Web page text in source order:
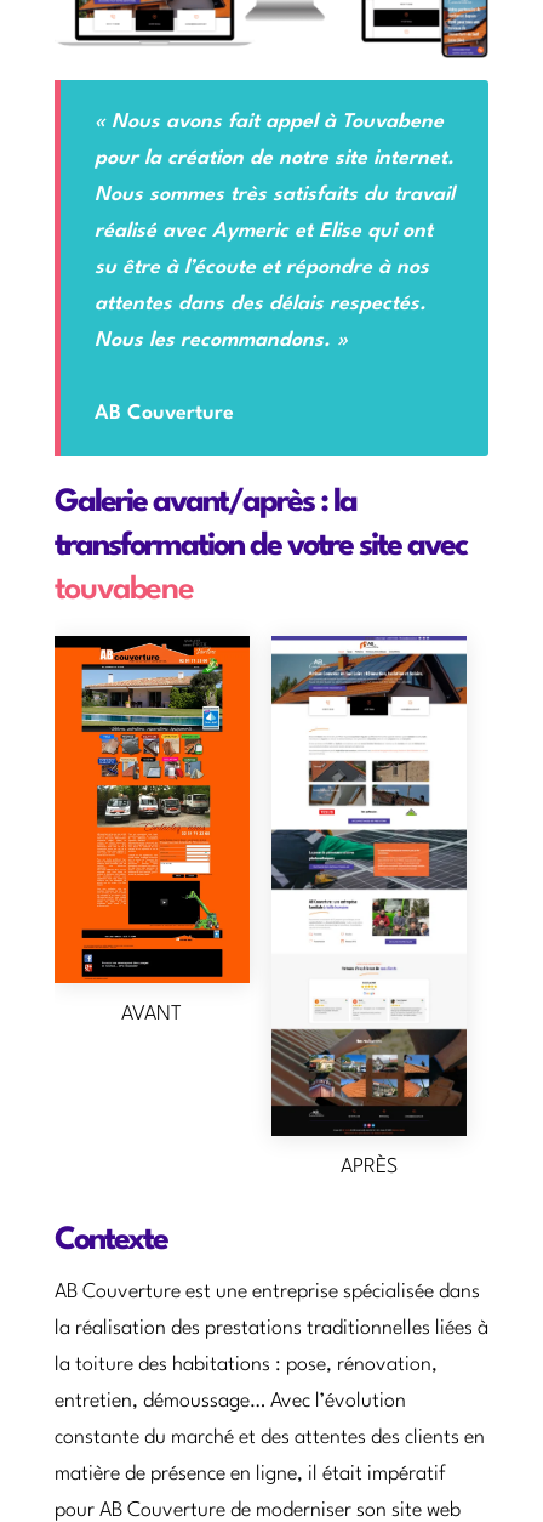
« Nous avons fait appel à Touvabene
pour la création de notre site internet.
Nous sommes très satisfaits du travail
réalisé avec Aymeric et Elise qui ont
su être à l’écoute et répondre à nos
attentes dans des délais respectés.
Nous les recommandons. »
AB Couverture
Galerie avant/après : la
transformation de votre site avec
touvabene
AVANT
APRÈS
Contexte
AB Couverture est une entreprise spécialisée dans
la réalisation des prestations traditionnelles liées à
la toiture des habitations : pose, rénovation,
entretien, démoussage… Avec l’évolution
constante du marché et des attentes des clients en
matière de présence en ligne, il était impératif
pour AB Couverture de moderniser son site web